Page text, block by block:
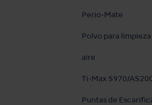
Perio-Mate
Polvo para
aire
Ti-Max S970/
Puntas de